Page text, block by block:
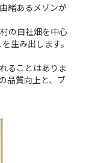
緒あるメゾンが
の自社畑を中心
生み出します。
ることはありま
品質向上と、ブ